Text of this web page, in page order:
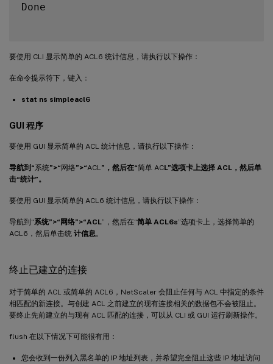
Done
要使用 CLI 显示简单的 ACL6 统计信息，请执行以下操作：
在命令提示符下，键入：
stat ns simpleacl6
GUI 程序
要使用 GUI 显示简单的 ACL 统计信息，请执行以下操作：
导航到“系统”>“网络”>“ACL ”，然后在“简单 ACL”选项卡上选择 ACL，然后单
击“统计”。
要使用 GUI 显示简单的 ACL6 统计信息，请执行以下操作：
导航到“系统”>“网络”>“ACL”，然后在“简单 ACL6s”选项卡上，选择简单的
ACL6，然后单击统 计信息 。
终止已建立的连接
对于简单的 ACL 或简单的 ACL6，NetScaler 会阻止任何与 ACL 中指定的条件
相匹配的新连接。与创建 ACL 之前建立的现有连接相关的数据包不会被阻止。
要终止先前建立的与现有 ACL 匹配的连接，可以从 CLI 或 GUI 运行刷新操作。
flush 在以下情况下可能很有用：
您会收到一份列入黑名单的 IP 地址列表，并希望完全阻止这些 IP 地址访问